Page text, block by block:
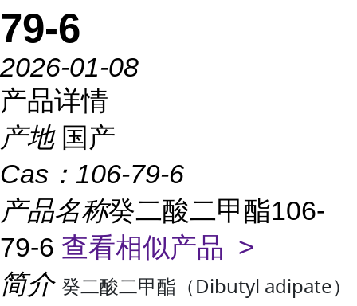
79-6
2026-01-08
产品详情
产地 国产
Cas： 106-79-6
产品名称癸二酸二甲酯106-
79-6 查看相似产品 >
简介 癸二酸二甲酯（Dibutyl adipate）